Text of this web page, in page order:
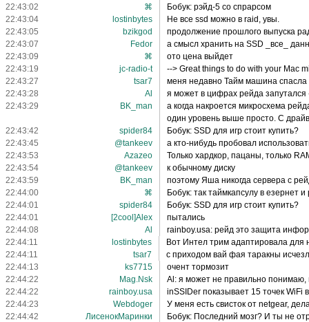
22:43:02
⌘
Бобук: рэйд-5 со спрарсом
22:43:04
lostinbytes
Не все ssd можно в raid, увы.
22:43:05
bzikgod
продолжение прошлого выпуска
22:43:07
Fedor
а смысл хранить на SSD _все_
22:43:09
⌘
ото цена выйдет
22:43:19
jc-radio-t
--> Great things to do with your Mac
22:43:27
tsar7
меня недавно Тайм машина спасла
22:43:28
Al
я может в цифрах рейда запутался
22:43:29
BK_man
а когда накроется микросхема
один уровень выше просто. С
22:43:42
spider84
Бобук: SSD для игр стоит купить?
22:43:45
@tankeev
а кто-нибудь пробовал
22:43:53
Azazeo
Только хардкор, пацаны, только
22:43:54
@tankeev
к обычному диску
22:43:59
BK_man
поэтому Яша никогда сервера с
22:44:00
⌘
Бобук: так таймкапсулу в езернет
22:44:01
spider84
Бобук: SSD для игр стоит купить?
22:44:01
[2cool]Alex
пытались
22:44:08
Al
rainboy.usa: рейд это защита
22:44:11
lostinbytes
Вот Интел трим адаптировала для
22:44:11
tsar7
с приходом вай фая таракны
22:44:13
ks7715
очент тормозит
22:44:22
Mag.Nsk
Al: я может не правильно понимаю,
22:44:22
rainboy.usa
inSSIDer показывает 15 точек WiFi
22:44:23
Webdoger
У меня есть свисток от netgear,
22:44:42
ЛисенокМаринки
Бобук: Последний мозг? И ты не